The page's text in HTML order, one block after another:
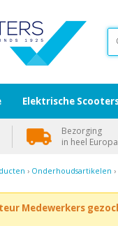
› Onderhoudsartikelen
Medewerkers
Elektrische
Bezorging
in heel Europa